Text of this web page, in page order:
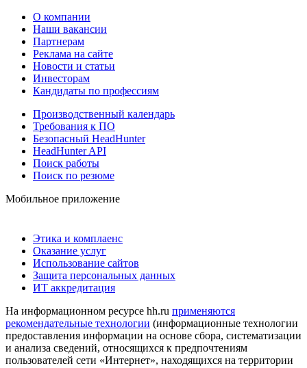
О компании
Наши вакансии
Партнерам
Реклама на сайте
Новости и статьи
Инвесторам
Кандидаты по профессиям
Производственный календарь
Требования к ПО
Безопасный HeadHunter
HeadHunter API
Поиск работы
Поиск по резюме
Мобильное приложение
Этика и комплаенс
Оказание услуг
Использование сайтов
Защита персональных данных
ИТ аккредитация
На информационном ресурсе hh.ru применяются
рекомендательные технологии (информационные технологии
предоставления информации на основе сбора, систематизации
и анализа сведений, относящихся к предпочтениям
пользователей сети «Интернет», находящихся на территории